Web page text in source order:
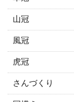
山冠
風冠
虎冠
さんづくり